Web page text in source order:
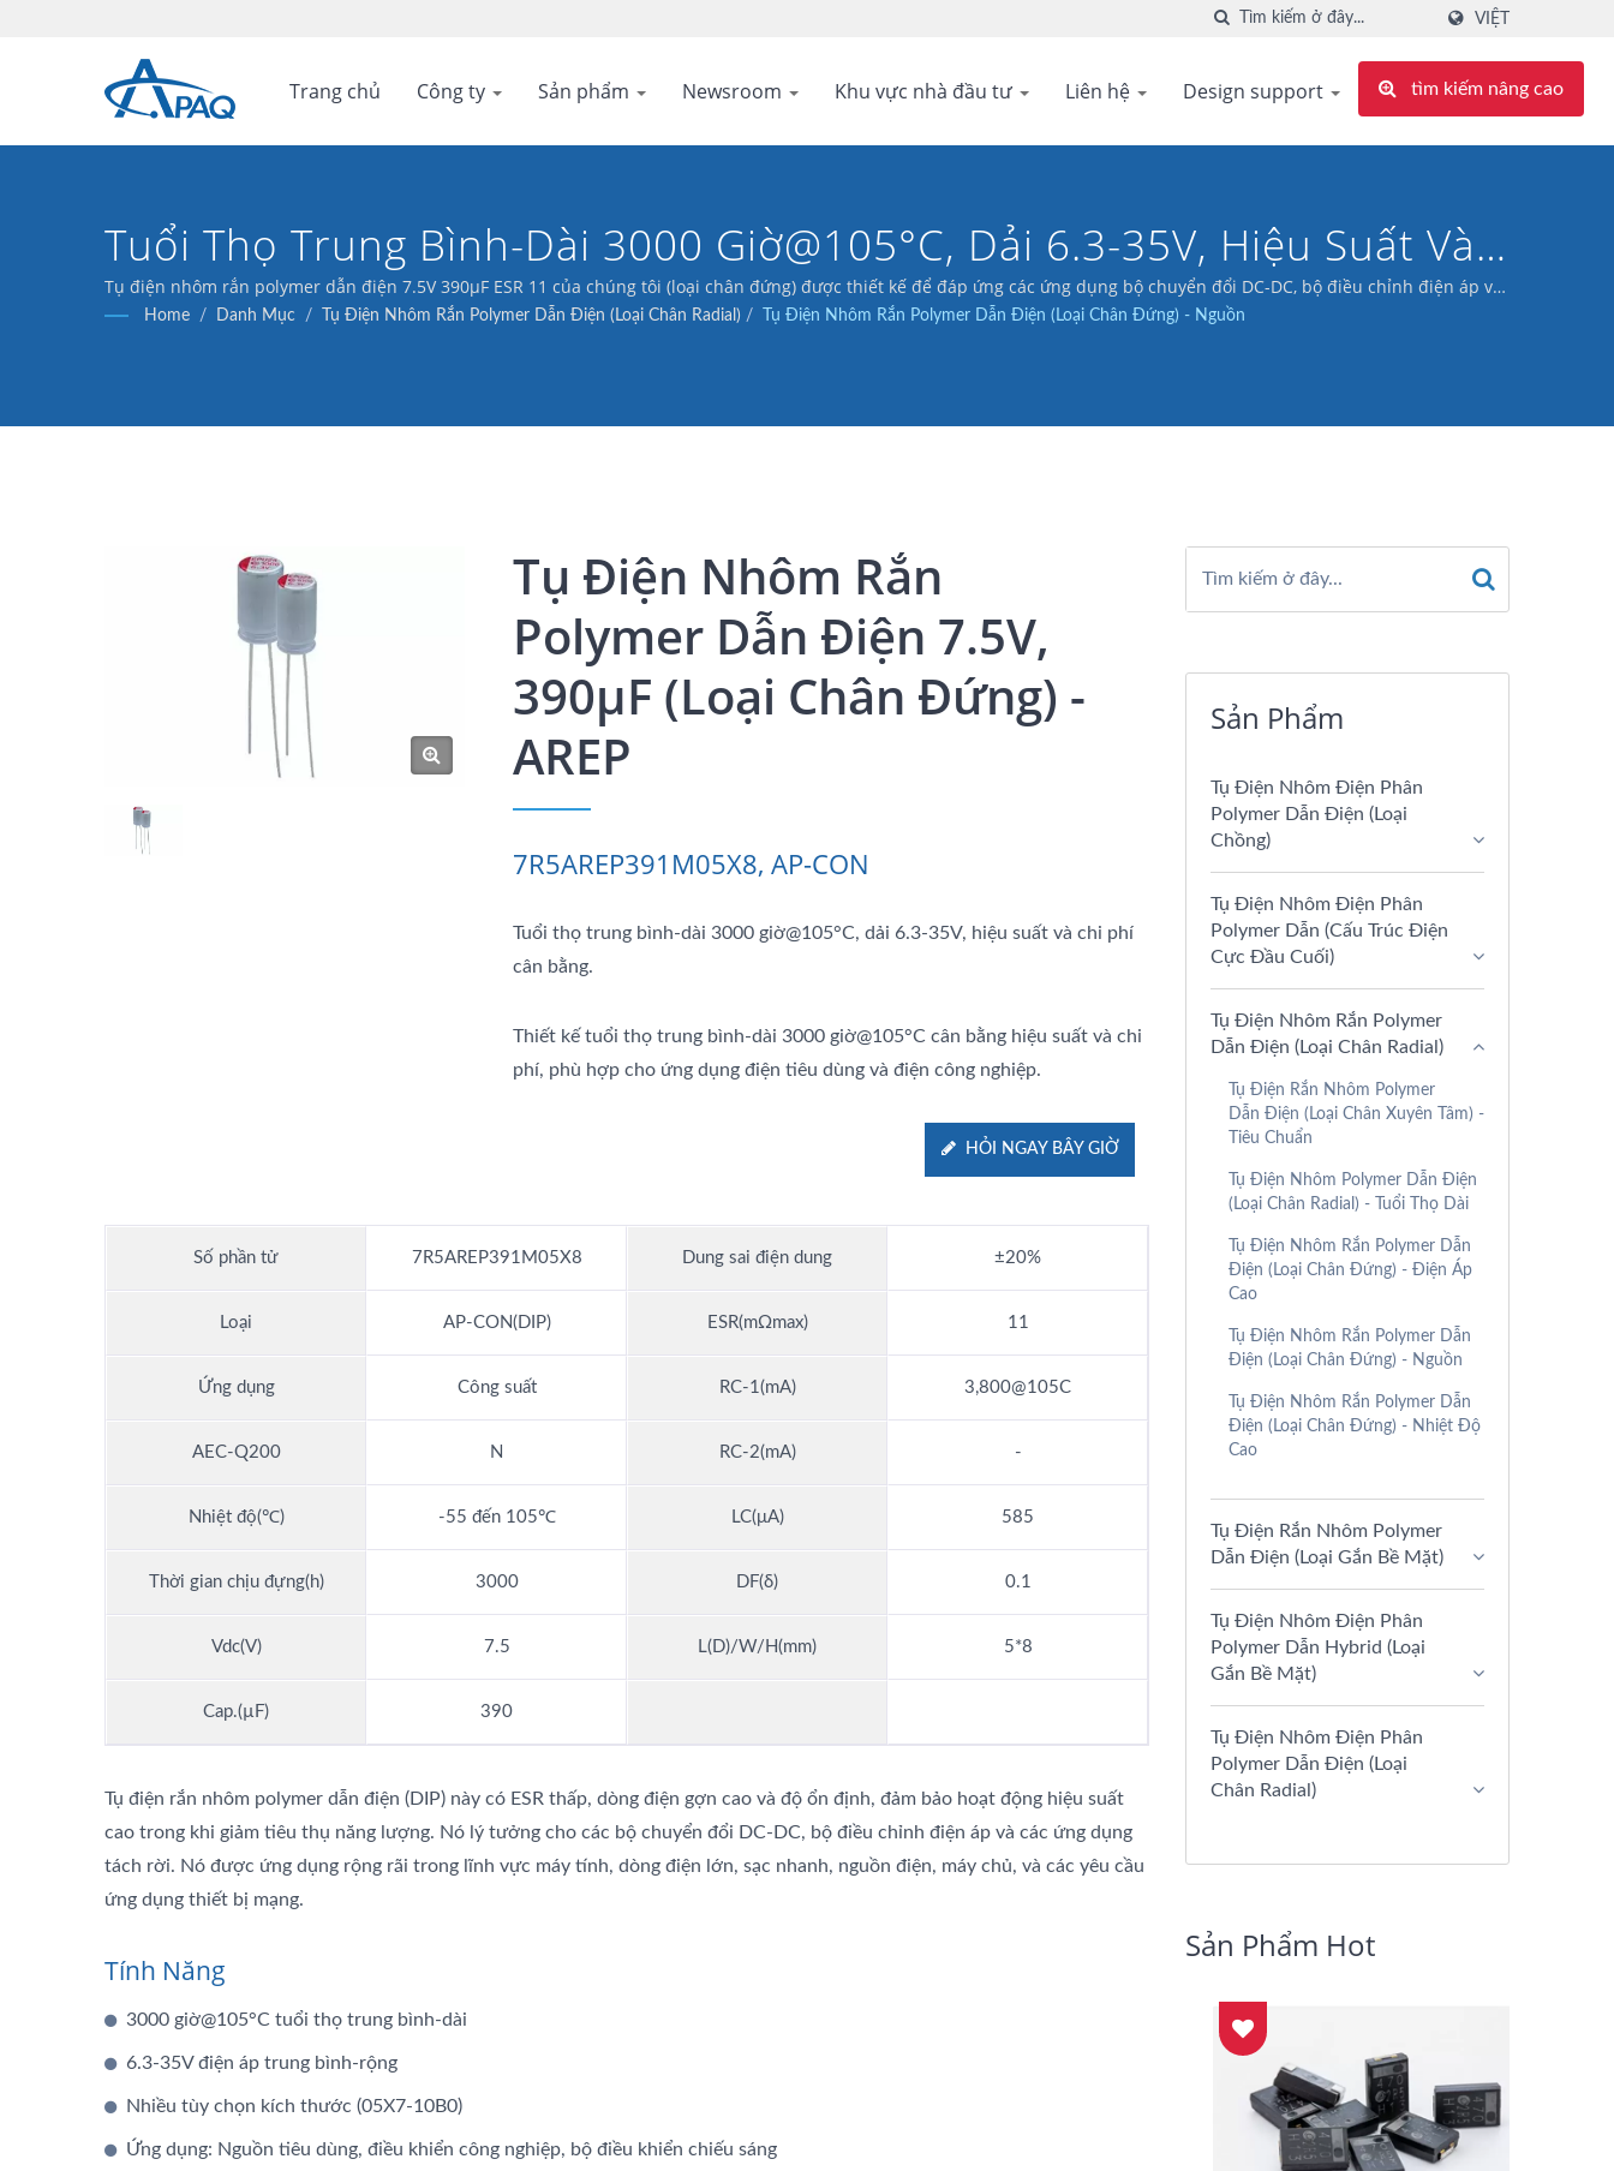
VIỆT
Trang chủ Công ty Sản phẩm Newsroom Khu vực nhà đầu tư Liên hệ Design support tìm kiếm nâng cao
Tuổi Thọ Trung Bình-Dài 3000 Giờ@105°C, Dải 6.3-35V, Hiệu Suất Và
Chi Phí Cân Bằng.
Tụ điện nhôm rắn polymer dẫn điện 7.5V 390μF ESR 11 của chúng tôi (loại chân đứng) được thiết kế để đáp ứng các ứng dụng bộ chuyển đổi DC-DC, bộ điều chỉnh điện áp và
tách sóng.
Home / Danh Mục / Tụ Điện Nhôm Rắn Polymer Dẫn Điện (Loại Chân Radial) / Tụ Điện Nhôm Rắn Polymer Dẫn Điện (Loại Chân Đứng) - Nguồn
Tụ Điện Nhôm Rắn
Polymer Dẫn Điện 7.5V,
390μF (loại Chân Đứng) -
AREP
7R5AREP391M05X8, AP-CON
Tuổi thọ trung bình-dài 3000 giờ@105°C, dải 6.3-35V, hiệu suất và chi phí
cân bằng.
Thiết kế tuổi thọ trung bình-dài 3000 giờ@105°C cân bằng hiệu suất và chi
phí, phù hợp cho ứng dụng điện tiêu dùng và điện công nghiệp.
HỎI NGAY BÂY GIỜ
Số phần tử 7R5AREP391M05X8 Dung sai điện dung ±20%
Loại AP-CON(DIP) ESR(mΩmax) 11
Ứng dụng Công suất RC-1(mA) 3,800@105C
AEC-Q200 N RC-2(mA) -
Nhiệt độ(℃) -55 đến 105℃ LC(μA) 585
Thời gian chịu đựng(h) 3000 DF(δ) 0.1
Vdc(V) 7.5 L(D)/W/H(mm) 5*8
Cap.(µF) 390
Tụ điện rắn nhôm polymer dẫn điện (DIP) này có ESR thấp, dòng điện gợn cao và độ ổn định, đảm bảo hoạt động hiệu suất
cao trong khi giảm tiêu thụ năng lượng. Nó lý tưởng cho các bộ chuyển đổi DC-DC, bộ điều chỉnh điện áp và các ứng dụng
tách rời. Nó được ứng dụng rộng rãi trong lĩnh vực máy tính, dòng điện lớn, sạc nhanh, nguồn điện, máy chủ, và các yêu cầu
ứng dụng thiết bị mạng.
Tính Năng
3000 giờ@105°C tuổi thọ trung bình-dài
6.3-35V điện áp trung bình-rộng
Nhiều tùy chọn kích thước (05X7-10B0)
Ứng dụng: Nguồn tiêu dùng, điều khiển công nghiệp, bộ điều khiển chiếu sáng
Sản Phẩm
Tụ Điện Nhôm Điện Phân
Polymer Dẫn Điện (loại
Chồng)
Tụ Điện Nhôm Điện Phân
Polymer Dẫn (Cấu Trúc Điện
Cực Đầu Cuối)
Tụ Điện Nhôm Rắn Polymer
Dẫn Điện (Loại Chân Radial)
Tụ Điện Rắn Nhôm Polymer
Dẫn Điện (Loại Chân Xuyên Tâm) -
Tiêu Chuẩn
Tụ Điện Nhôm Polymer Dẫn Điện
(Loại Chân Radial) - Tuổi Thọ Dài
Tụ Điện Nhôm Rắn Polymer Dẫn
Điện (Loại Chân Đứng) - Điện Áp
Cao
Tụ Điện Nhôm Rắn Polymer Dẫn
Điện (Loại Chân Đứng) - Nguồn
Tụ Điện Nhôm Rắn Polymer Dẫn
Điện (Loại Chân Đứng) - Nhiệt Độ
Cao
Tụ Điện Rắn Nhôm Polymer
Dẫn Điện (Loại Gắn Bề Mặt)
Tụ Điện Nhôm Điện Phân
Polymer Dẫn Hybrid (Loại
Gắn Bề Mặt)
Tụ Điện Nhôm Điện Phân
Polymer Dẫn Điện (Loại
Chân Radial)
Sản Phẩm Hot